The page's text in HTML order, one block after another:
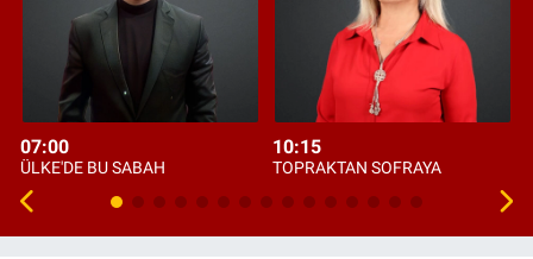
07:00
ÜLKE'DE BU SABAH
10:15
TOPRAKTAN SOFRAYA